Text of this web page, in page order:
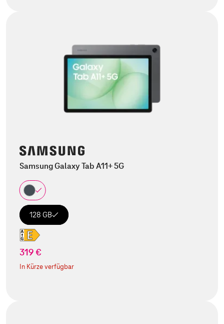
Samsung Galaxy Tab A11+ 5G
128 GB
319 €
In Kürze verfügbar